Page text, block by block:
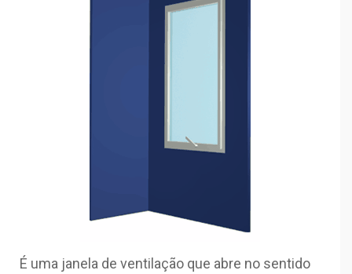
É uma janela de ventilação que abre no sentido